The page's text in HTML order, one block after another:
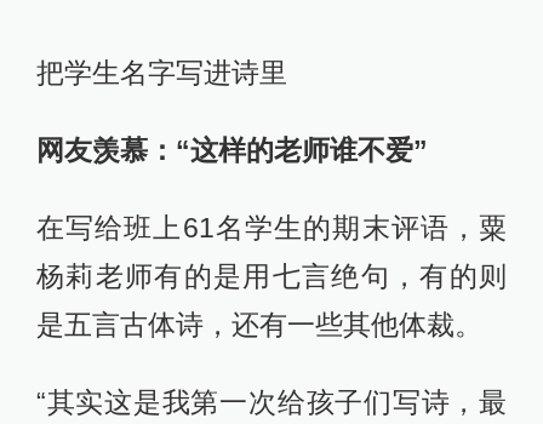
把学生名字写进诗里
网友羡慕：“这样的老师谁不爱”
在写给班上61名学生的期末评语，粟
杨莉老师有的是用七言绝句，有的则
是五言古体诗，还有一些其他体裁。
“其实这是我第一次给孩子们写诗，最